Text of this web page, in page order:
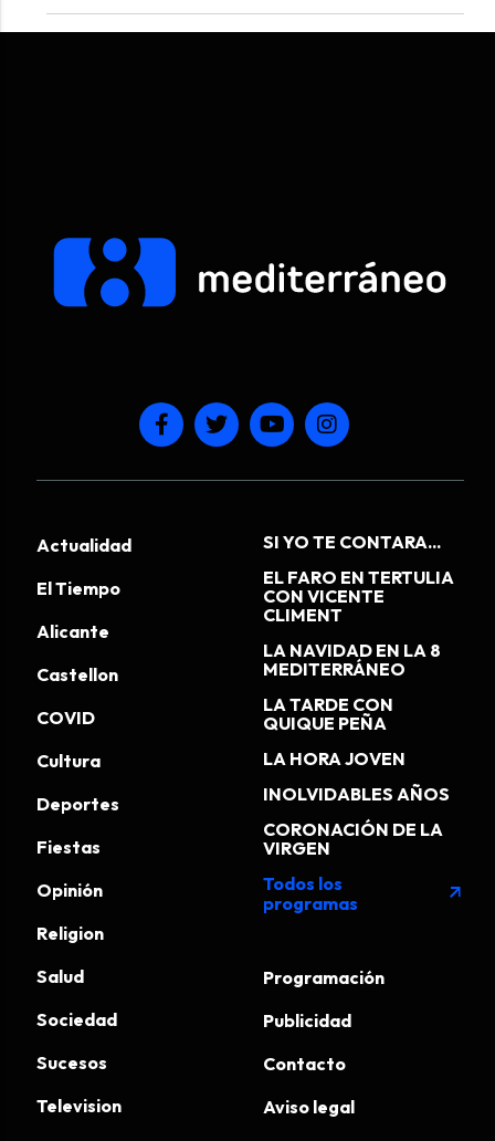
Actualidad
El Tiempo
Alicante
Castellon
COVID
Cultura
Deportes
Fiestas
Opinión
Religion
Salud
Sociedad
Sucesos
Television
SI YO TE CONTARA...
EL FARO EN TERTULIA
CON VICENTE
CLIMENT
LA NAVIDAD EN LA 8
MEDITERRÁNEO
LA TARDE CON
QUIQUE PEÑA
LA HORA JOVEN
INOLVIDABLES AÑOS
CORONACIÓN DE LA
VIRGEN
Todos los
programas
arrow_outward
Programación
Publicidad
Contacto
Aviso legal